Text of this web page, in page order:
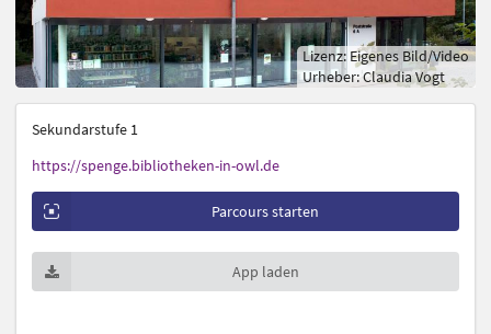
Lizenz: Eigenes Bild/Video
Urheber: Claudia Vogt
Sekundarstufe 1
https://spenge.bibliotheken-in-owl.de
Parcours starten
App laden